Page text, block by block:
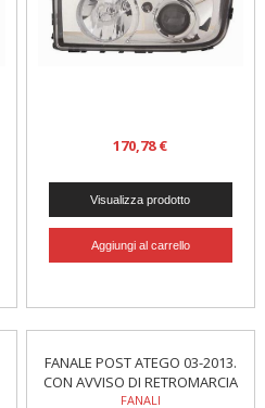
170,78 €
FANALE POST ATEGO 03-2013.
CON AVVISO DI RETROMARCIA
FANALI